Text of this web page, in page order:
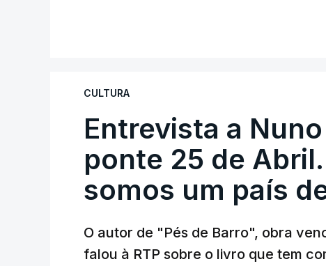
CULTURA
Entrevista a
ponte 25 de
somos um país
O autor de "Pés de Barro", obra
falou à RTP sobre o livro que tem